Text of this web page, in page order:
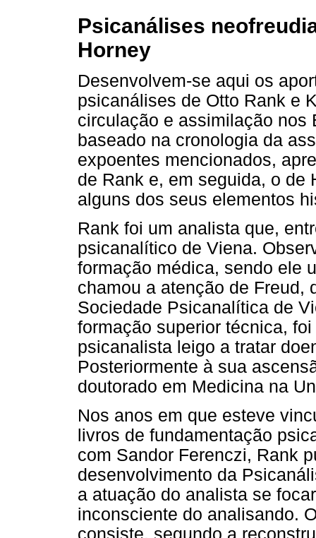
Psicanálises
Horney
Desenvolvem-se aqui os
psicanálises de Otto Rank e
circulação e assimilação nos
baseado na cronologia da
expoentes mencionados,
de Rank e, em seguida, o de
alguns dos seus elementos
Rank foi um analista que,
psicanalítico de Viena.
formação médica, sendo ele
chamou a atenção de Freud,
Sociedade Psicanalítica de
formação superior técnica,
psicanalista leigo a tratar
Posteriormente à sua
doutorado em Medicina na
Nos anos em que esteve
livros de fundamentação
com Sandor Ferenczi, Rank
desenvolvimento da
a atuação do analista se
inconsciente do analisando.
consiste, segundo a